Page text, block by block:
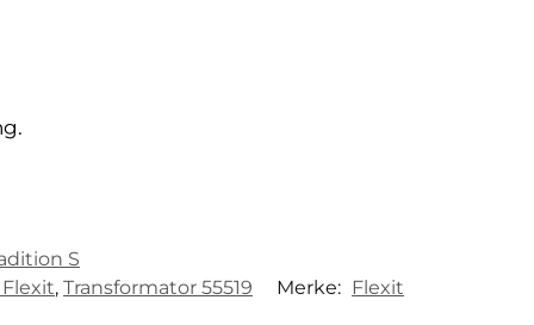
S
, Transformator 55519 Merke: Flexit